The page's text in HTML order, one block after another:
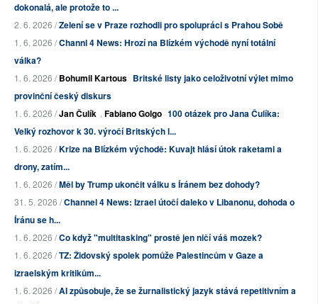
dokonalá, ale protože to ...
2. 6. 2026 /Zelení se v Praze rozhodli pro spolupráci s Prahou Sobě
1. 6. 2026 /Channl 4 News: Hrozí na Blízkém východě nyní totální
válka?
1. 6. 2026 /Bohumil Kartous Britské listy jako celoživotní výlet mimo
provinční český diskurs
1. 6. 2026 /Jan Čulík , Fabiano Golgo 100 otázek pro Jana Čulíka:
Velký rozhovor k 30. výročí Britských l...
1. 6. 2026 /Krize na Blízkém východě: Kuvajt hlásí útok raketami a
drony, zatím...
1. 6. 2026 /Měl by Trump ukončit válku s Íránem bez dohody?
31. 5. 2026 /Channel 4 News: Izrael útočí daleko v Libanonu, dohoda o
Íránu se h...
1. 6. 2026 /Co když "multitasking" prostě jen ničí váš mozek?
1. 6. 2026 /TZ: Židovský spolek pomůže Palestincům v Gaze a
izraelským kritikům...
1. 6. 2026 /AI způsobuje, že se žurnalistický jazyk stává repetitivním a